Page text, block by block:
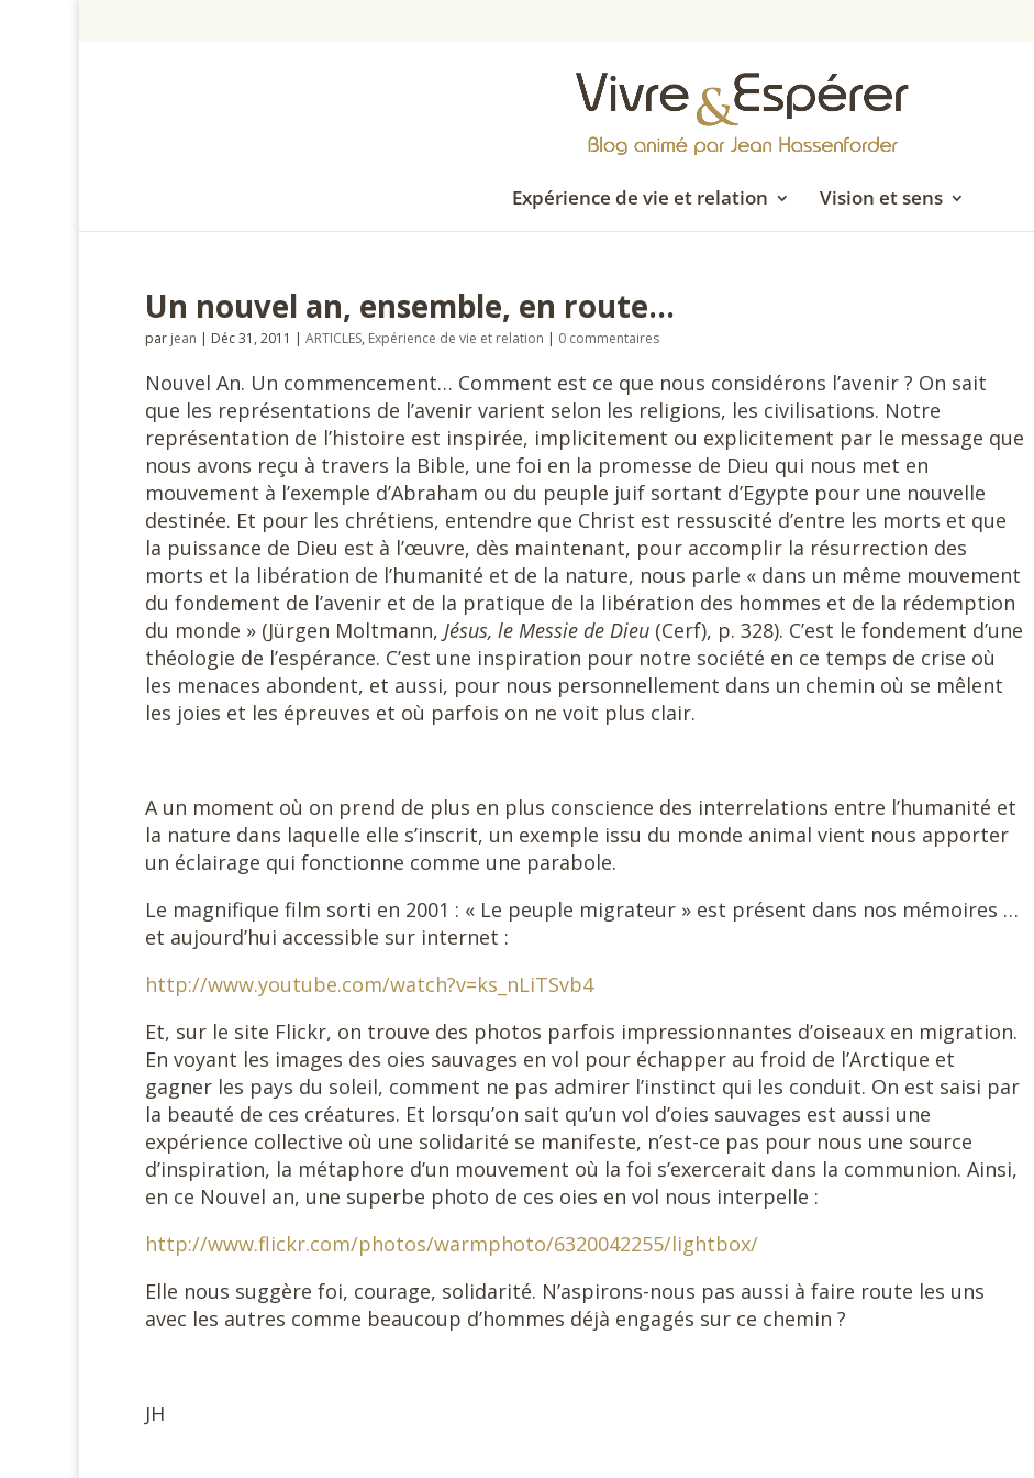
Expérience de vie et relation Vision et sens
Un nouvel an, ensemble, en route…
par jean | Déc 31, 2011 | ARTICLES, Expérience de vie et relation | 0 commentaires
Nouvel An. Un commencement… Comment est ce que nous considérons l’avenir ? On sait
que les représentations de l’avenir varient selon les religions, les civilisations. Notre
représentation de l’histoire est inspirée, implicitement ou explicitement par le message que
nous avons reçu à travers la Bible, une foi en la promesse de Dieu qui nous met en
mouvement à l’exemple d’Abraham ou du peuple juif sortant d’Egypte pour une nouvelle
destinée. Et pour les chrétiens, entendre que Christ est ressuscité d’entre les morts et que
la puissance de Dieu est à l’œuvre, dès maintenant, pour accomplir la résurrection des
morts et la libération de l’humanité et de la nature, nous parle « dans un même mouvement
du fondement de l’avenir et de la pratique de la libération des hommes et de la rédemption
du monde » (Jürgen Moltmann, Jésus, le Messie de Dieu (Cerf), p. 328). C’est le fondement d’une
théologie de l’espérance. C’est une inspiration pour notre société en ce temps de crise où
les menaces abondent, et aussi, pour nous personnellement dans un chemin où se mêlent
les joies et les épreuves et où parfois on ne voit plus clair.
A un moment où on prend de plus en plus conscience des interrelations entre l’humanité et
la nature dans laquelle elle s’inscrit, un exemple issu du monde animal vient nous apporter
un éclairage qui fonctionne comme une parabole.
Le magnifique film sorti en 2001 : « Le peuple migrateur » est présent dans nos mémoires …
et aujourd’hui accessible sur internet :
http://www.youtube.com/watch?v=ks_nLiTSvb4
Et, sur le site Flickr, on trouve des photos parfois impressionnantes d’oiseaux en migration.
En voyant les images des oies sauvages en vol pour échapper au froid de l’Arctique et
gagner les pays du soleil, comment ne pas admirer l’instinct qui les conduit. On est saisi par
la beauté de ces créatures. Et lorsqu’on sait qu’un vol d’oies sauvages est aussi une
expérience collective où une solidarité se manifeste, n’est-ce pas pour nous une source
d’inspiration, la métaphore d’un mouvement où la foi s’exercerait dans la communion. Ainsi,
en ce Nouvel an, une superbe photo de ces oies en vol nous interpelle :
http://www.flickr.com/photos/warmphoto/6320042255/lightbox/
Elle nous suggère foi, courage, solidarité. N’aspirons-nous pas aussi à faire route les uns
avec les autres comme beaucoup d’hommes déjà engagés sur ce chemin ?
JH